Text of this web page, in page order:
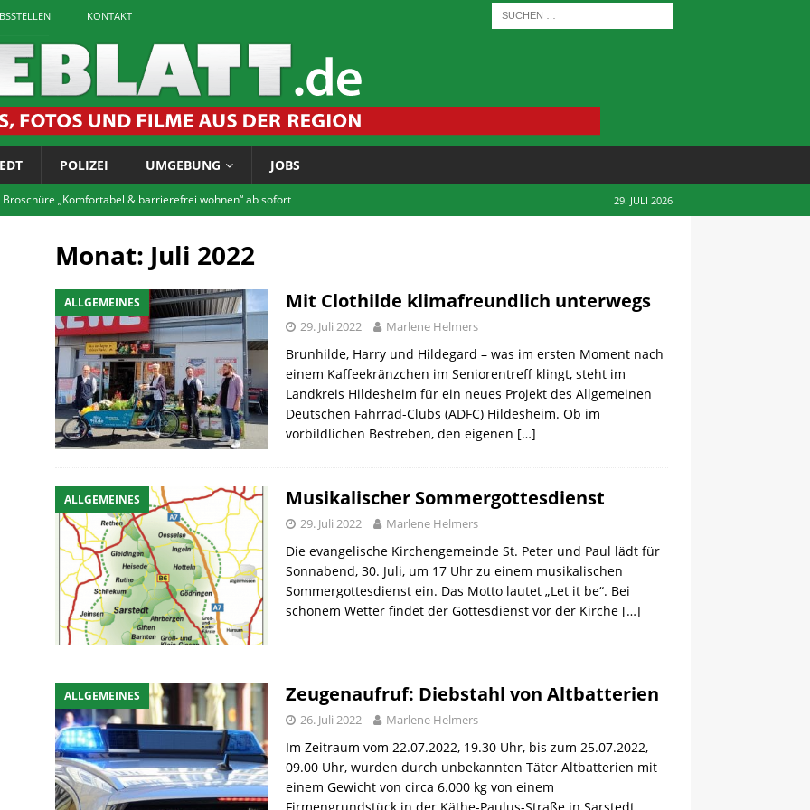
KONTAKT
POLIZEI UMGEBUNG JOBS
„Komfortabel & barrierefrei wohnen“ ab sofort
zum Bürgerforum via Telefon
LOKALES
Landkreis führt Jugendschutzkontrollen durch
Rätsel um Vossenhaus gelöst
LOKALES
Jetzt anmelden für die FITNASS-Tour im Innerstebad
29. JULI 2026
Monat: Juli 2022
ALLGEMEINES Mit Clothilde klimafreundlich unterwegs
29. Juli 2022 Marlene Helmers
Brunhilde, Harry und Hildegard – was im ersten Moment nach
einem Kaffeekränzchen im Seniorentreff klingt, steht im
Landkreis Hildesheim für ein neues Projekt des Allgemeinen
Deutschen Fahrrad-Clubs (ADFC) Hildesheim. Ob im
vorbildlichen Bestreben, den eigenen […]
ALLGEMEINES Musikalischer Sommergottesdienst
29. Juli 2022 Marlene Helmers
Die evangelische Kirchengemeinde St. Peter und Paul lädt für
Sonnabend, 30. Juli, um 17 Uhr zu einem musikalischen
Sommergottesdienst ein. Das Motto lautet „Let it be“. Bei
schönem Wetter findet der Gottesdienst vor der Kirche […]
ALLGEMEINES Zeugenaufruf: Diebstahl von Altbatterien
26. Juli 2022 Marlene Helmers
Im Zeitraum vom 22.07.2022, 19.30 Uhr, bis zum 25.07.2022,
09.00 Uhr, wurden durch unbekannten Täter Altbatterien mit
einem Gewicht von circa 6.000 kg von einem